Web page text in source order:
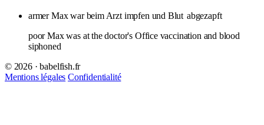
armer Max war beim Arzt impfen und Blut abgezapft
poor Max was at the doctor's Office vaccination and blood
siphoned
© 2026 · babelfish.fr
Mentions légales Confidentialité